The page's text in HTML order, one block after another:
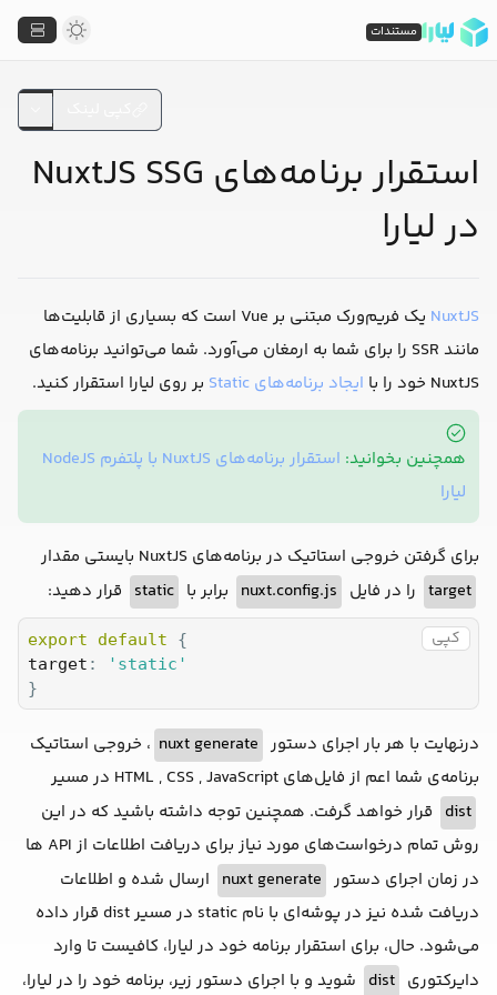
استقرار برنامه‌های NuxtJS SSG
در لیارا
NuxtJS
یک فریم‌ورک مبتنی بر Vue است که بسیاری از قابلیت‌ها
مانند SSR را برای شما به ارمغان می‌آورد. شما می‌توانید برنامه‌های
NuxtJS خود را با
ایجاد برنامه‌های Static بر روی لیارا استقرار کنید.
همچنین بخوانید:
استقرار برنامه‌های NuxtJS با پلتفرم NodeJS
لیارا
برای گرفتن خروجی استاتیک در برنامه‌های NuxtJS بایستی مقدار
target را در فایل nuxt.config.js برابر با static قرار دهید:
کپی export default
target :
'static'
}
درنهایت با هر بار اجرای دستور nuxt generate ، خروجی استاتیک
برنامه‌ی شما اعم از فایل‌های HTML , CSS , JavaScript در مسیر
dist قرار خواهد گرفت. همچنین توجه داشته باشید که در این
روش تمام درخواست‌های مورد نیاز برای دریافت اطلاعات از API ها
در زمان اجرای دستور nuxt generate ارسال شده و اطلاعات
دریافت شده نیز در پوشه‌ای با نام static در مسیر dist قرار داده
می‌شود. حال، برای استقرار برنامه خود در لیارا، کافیست تا وارد
دایرکتوری dist شوید و با اجرای دستور زیر، برنامه خود را در لیارا،
مستندات